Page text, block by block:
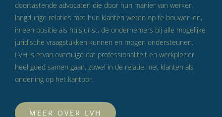
doortastende advocaten die door hun manier van werken
langdurige relaties met hun klanten weten op te bouwen en,
in een positie als huisjurist, de ondernemers bij alle mogelijke
juridische vraagstukken kunnen en mogen ondersteunen.
LVH is ervan overtuigd dat professionaliteit en werkplezier
heel goed samen gaan, zowel in de relatie met klanten als
onderling op het kantoor.
MEER OVER LVH